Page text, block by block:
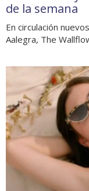
de la semana
En circulación
Aalegra, The